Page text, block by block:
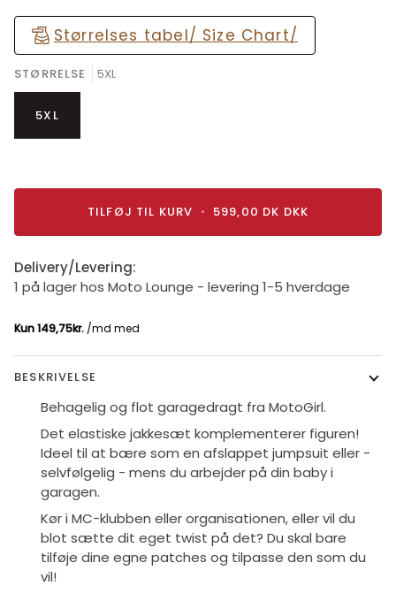
Størrelses tabel/ Size Chart/
STØRRELSE 5XL
5XL
TILFØJ TIL KURV • 599,00 DK DKK
Delivery/Levering:
1 på lager hos Moto Lounge - levering 1-5 hverdage
BESKRIVELSE
Behagelig og flot garagedragt fra MotoGirl.
Det elastiske jakkesæt komplementerer figuren!
Ideel til at bære som en afslappet jumpsuit eller -
selvfølgelig - mens du arbejder på din baby i
garagen.
Kør i MC-klubben eller organisationen, eller vil du
blot sætte dit eget twist på det? Du skal bare
tilføje dine egne patches og tilpasse den som du
vil!